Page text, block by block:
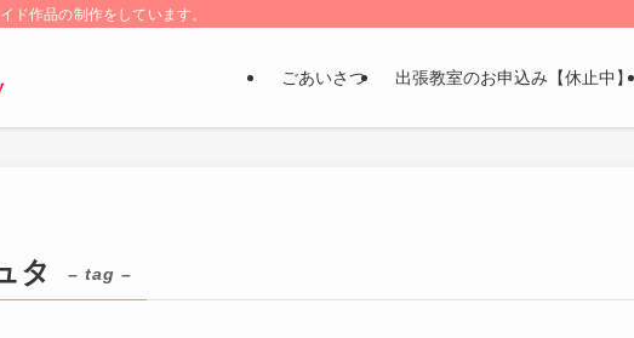
ド作品の制作をしています。
ごあいさつ 出張教室のお申込み【休止中】
タ – tag –